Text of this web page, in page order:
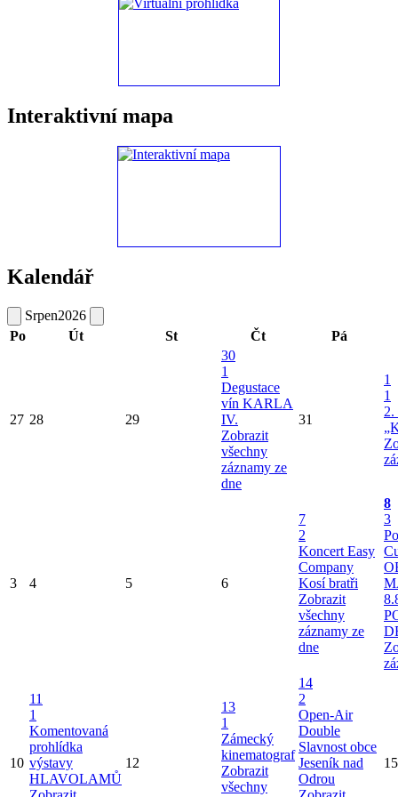
Interaktivní mapa
Kalendář
Srpen2026
Po
Út St Čt Pá
27 28 29
30
1
Degustace
vín KARLA
IV.
Zobrazit
všechny
záznamy ze
dne
31
1
1
2.
3 4 5 6
7
2
Koncert Easy
Company
Kosí bratři
Zobrazit
všechny
záznamy ze
dne
8
3
10
11
1
Komentovaná
prohlídka
výstavy
HLAVOLAMŮ
12
13
1
Zámecký
kinematograf
Zobrazit
všechny
14
2
Open-Air
Double
Slavnost obce
Jeseník nad
Odrou
15